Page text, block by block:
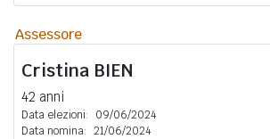
Assessore
Cristina BIEN
42 anni
Data elezioni:
09/06/2024
Data nomina: 21/06/2024